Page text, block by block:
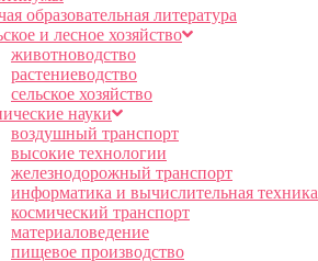
образовательная литература
и лесное хозяйство
животноводство
растениеводство
сельское хозяйство
науки
воздушный транспорт
высокие технологии
железнодорожный транспорт
информатика и вычислительная техника
космический транспорт
материаловедение
пищевое производство